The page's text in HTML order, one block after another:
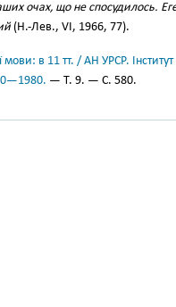
очах, що не спосудилось.
(Н.-Лев., VI, 1966, 77).
мови: в 11 тт. / АН УРСР.
— Т. 9. — С. 580.